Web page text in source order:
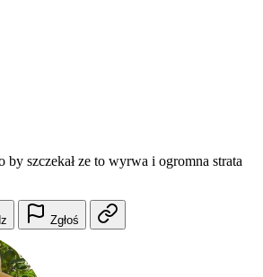
by szczekał ze to wyrwa i ogromna strata
Zgłoś